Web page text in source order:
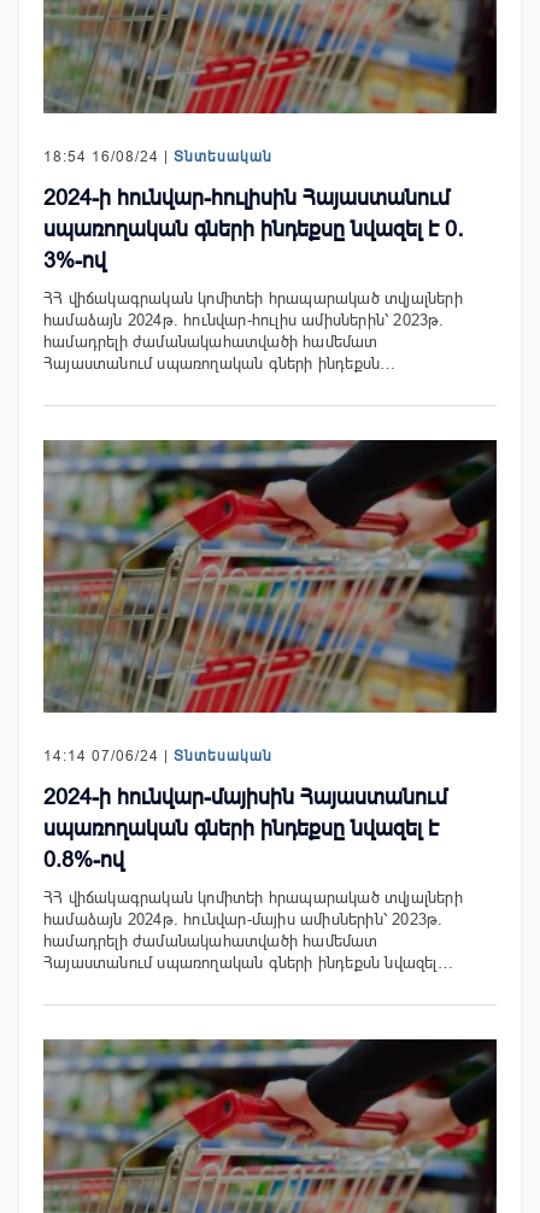
18:54 16/08/24 | Տնտեսական
2024-ի հունվար-հուլիսին Հայաստանում
սպառողական գների ինդեքսը նվազել է 0․
3%-ով
ՀՀ վիճակագրական կոմիտեի հրապարակած տվյալների
համաձայն 2024թ. հունվար-հուլիս ամիսներին՝ 2023թ.
համադրելի ժամանակահատվածի համեմատ
Հայաստանում սպառողական գների ինդեքսն…
14:14 07/06/24 | Տնտեսական
2024-ի հունվար-մայիսին Հայաստանում
սպառողական գների ինդեքսը նվազել է
0.8%-ով
ՀՀ վիճակագրական կոմիտեի հրապարակած տվյալների
համաձայն 2024թ. հունվար-մայիս ամիսներին՝ 2023թ.
համադրելի ժամանակահատվածի համեմատ
Հայաստանում սպառողական գների ինդեքսն նվազել…